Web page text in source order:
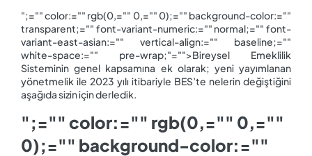
";="" color:="" rgb(0,="" 0,="" 0);="" background-color:=""
transparent;="" font-variant-numeric:="" normal;="" font-
variant-east-asian:="" vertical-align:="" baseline;=""
white-space:="" pre-wrap;"="">Bireysel Emeklilik
Sisteminin genel kapsamına ek olarak; yeni yayımlanan
yönetmelik ile 2023 yılı itibariyle BES’te nelerin değiştiğini
aşağıda sizin için derledik.
";="" color:="" rgb(0,="" 0,=""
0);="" background-color:=""